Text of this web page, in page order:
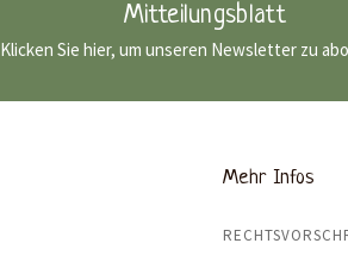
Mitteilungsblatt
Klicken Sie hier, um unseren Newsletter zu
Mehr Infos